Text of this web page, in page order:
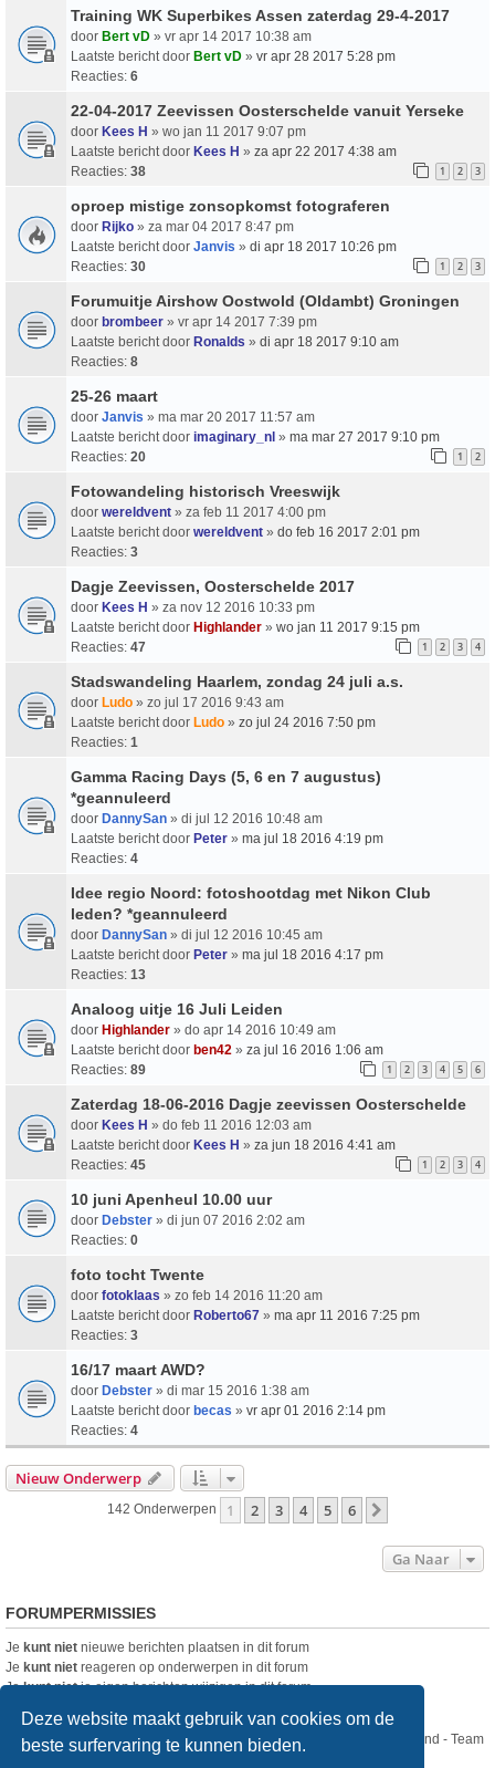
Deze website maakt gebruik van cookies om de
beste surfervaring te kunnen bieden.
Training WK Superbikes Assen zaterdag 29-4-2017
door Bert vD » vr apr 14 2017 10:38 am
Laatste bericht door Bert vD » vr apr 28 2017 5:28 pm
Reacties: 6
22-04-2017 Zeevissen Oosterschelde vanuit Yerseke
door Kees H » wo jan 11 2017 9:07 pm
Laatste bericht door Kees H » za apr 22 2017 4:38 am
Reacties: 38 1 2 3
oproep mistige zonsopkomst fotograferen
door Rijko » za mar 04 2017 8:47 pm
Laatste bericht door Janvis » di apr 18 2017 10:26 pm
Reacties: 30 1 2 3
Forumuitje Airshow Oostwold (Oldambt) Groningen
door brombeer » vr apr 14 2017 7:39 pm
Laatste bericht door Ronalds » di apr 18 2017 9:10 am
Reacties: 8
25-26 maart
door Janvis » ma mar 20 2017 11:57 am
Laatste bericht door imaginary_nl » ma mar 27 2017 9:10 pm
Reacties: 20 1 2
Fotowandeling historisch Vreeswijk
door wereldvent » za feb 11 2017 4:00 pm
Laatste bericht door wereldvent » do feb 16 2017 2:01 pm
Reacties: 3
Dagje Zeevissen, Oosterschelde 2017
door Kees H » za nov 12 2016 10:33 pm
Laatste bericht door Highlander » wo jan 11 2017 9:15 pm
Reacties: 47 1 2 3 4
Stadswandeling Haarlem, zondag 24 juli a.s.
door Ludo » zo jul 17 2016 9:43 am
Laatste bericht door Ludo » zo jul 24 2016 7:50 pm
Reacties: 1
Gamma Racing Days (5, 6 en 7 augustus)
*geannuleerd
door DannySan » di jul 12 2016 10:48 am
Laatste bericht door Peter » ma jul 18 2016 4:19 pm
Reacties: 4
Idee regio Noord: fotoshootdag met Nikon Club
leden? *geannuleerd
door DannySan » di jul 12 2016 10:45 am
Laatste bericht door Peter » ma jul 18 2016 4:17 pm
Reacties: 13
Analoog uitje 16 Juli Leiden
door Highlander » do apr 14 2016 10:49 am
Laatste bericht door ben42 » za jul 16 2016 1:06 am
Reacties: 89 1 2 3 4 5 6
Zaterdag 18-06-2016 Dagje zeevissen Oosterschelde
door Kees H » do feb 11 2016 12:03 am
Laatste bericht door Kees H » za jun 18 2016 4:41 am
Reacties: 45 1 2 3 4
10 juni Apenheul 10.00 uur
door Debster » di jun 07 2016 2:02 am
Reacties: 0
foto tocht Twente
door fotoklaas » zo feb 14 2016 11:20 am
Laatste bericht door Roberto67 » ma apr 11 2016 7:25 pm
Reacties: 3
16/17 maart AWD?
door Debster » di mar 15 2016 1:38 am
Laatste bericht door becas » vr apr 01 2016 2:14 pm
Reacties: 4
Nieuw Onderwerp
142 Onderwerpen 1 2 3 4 5 6
Ga Naar
FORUMPERMISSIES
Je kunt niet nieuwe berichten plaatsen in dit forum
Je kunt niet reageren op onderwerpen in dit forum
Jekunt nietje eigen berichten wijzigen in dit forum
Nikon Club Nederland - Team